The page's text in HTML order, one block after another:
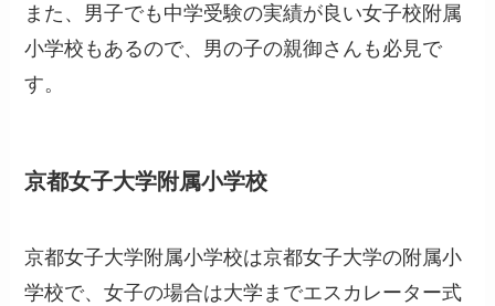
また、男子でも中学受験の実績が良い女子校附属
小学校もあるので、男の子の親御さんも必見で
す。
京都女子大学附属小学校
京都女子大学附属小学校は京都女子大学の附属小
学校で、女子の場合は大学までエスカレーター式